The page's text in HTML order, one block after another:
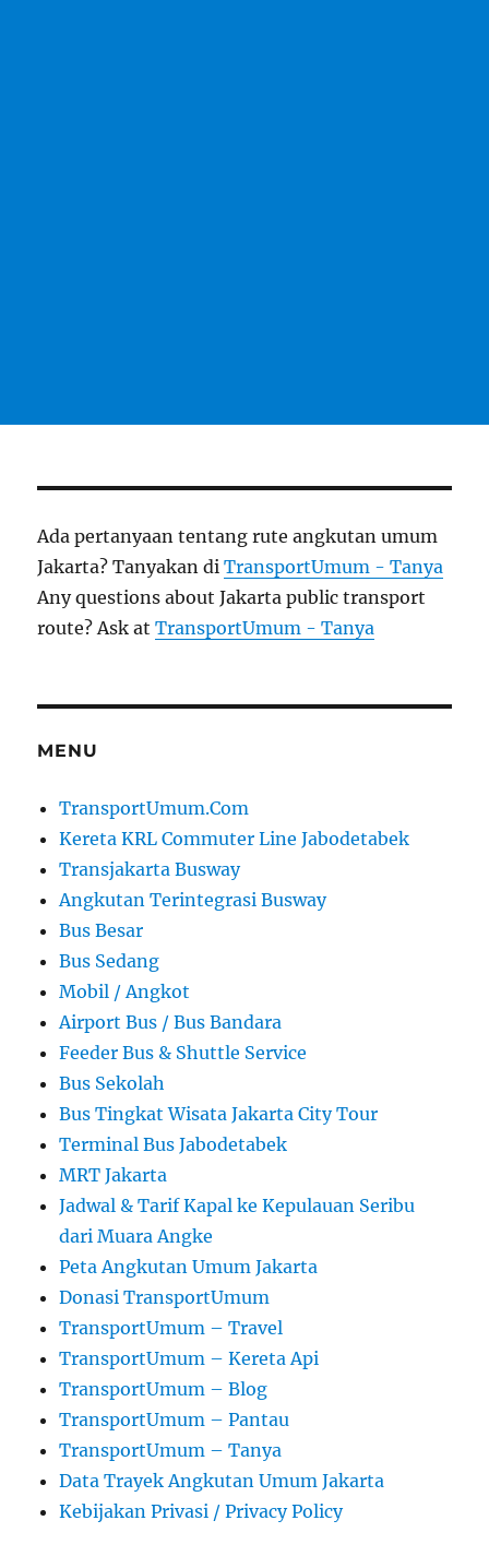
Ada pertanyaan tentang rute angkutan umum
Jakarta? Tanyakan diTransportUmum - Tanya
Any questions about Jakarta public transport
route? Ask atTransportUmum - Tanya
MENU
TransportUmum.Com
Kereta KRL Commuter Line Jabodetabek
Transjakarta Busway
Angkutan Terintegrasi Busway
Bus Besar
Bus Sedang
Mobil / Angkot
Airport Bus / Bus Bandara
Feeder Bus & Shuttle Service
Bus Sekolah
Bus Tingkat Wisata Jakarta City Tour
Terminal Bus Jabodetabek
MRT Jakarta
Jadwal & Tarif Kapal ke Kepulauan Seribu
dari Muara Angke
Peta Angkutan Umum Jakarta
Donasi TransportUmum
TransportUmum – Travel
TransportUmum – Kereta Api
TransportUmum – Blog
TransportUmum – Pantau
TransportUmum – Tanya
Data Trayek Angkutan Umum Jakarta
Kebijakan Privasi / Privacy Policy